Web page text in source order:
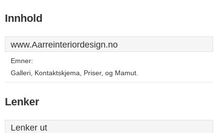
Innhold
www.Aarreinteriordesign.no
Emner:
Galleri, Kontaktskjema, Priser, og Mamut.
Lenker
Lenker ut